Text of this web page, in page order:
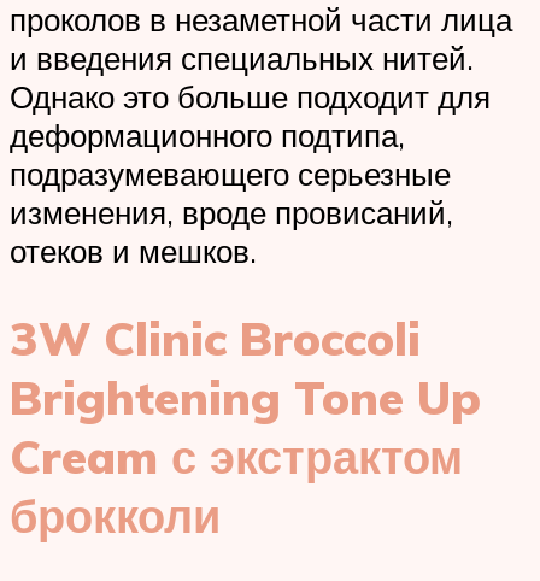
проколов в незаметной части лица
и введения специальных нитей.
Однако это больше подходит для
деформационного подтипа,
подразумевающего серьезные
изменения, вроде провисаний,
отеков и мешков.
3W Clinic Broccoli
Brightening Tone Up
Cream с экстрактом
брокколи